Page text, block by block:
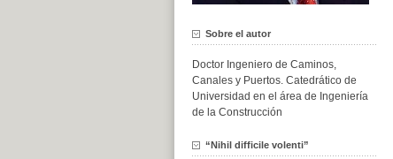
Sobre el autor
Doctor Ingeniero de Caminos,
Canales y Puertos. Catedrático de
Universidad en el área de Ingeniería
de la Construcción
“Nihil difficile volenti”